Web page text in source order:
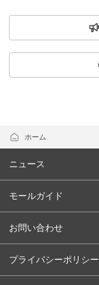
ホーム
ニュース
モールガイド
お問い合わせ
プライバシーポリシー